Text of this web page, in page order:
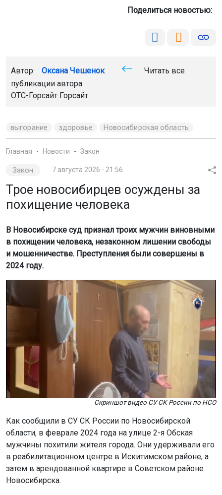
Поделиться новостью:
Автор: Оксана Чешенок
Читать все
публикации автора
ОТС-Горсайт Горсайт
выгорание здоровье Новосибирская область
Главная Новости Закон
Закон 7 августа 2026 - 21:56
Трое новосибирцев осуждены за
похищение человека
В Новосибирске суд признал троих мужчин виновными
в похищении человека, незаконном лишении свободы
и мошенничестве. Преступления были совершены в
2024 году.
Скриншот видео СУ СК России по НСО
Как сообщили в СУ СК России по Новосибирской
области, в феврале 2024 года на улице 2-я Обская
мужчины похитили жителя города. Они удерживали его
в реабилитационном центре в Искитимском районе, а
затем в арендованной квартире в Советском районе
Новосибирска.